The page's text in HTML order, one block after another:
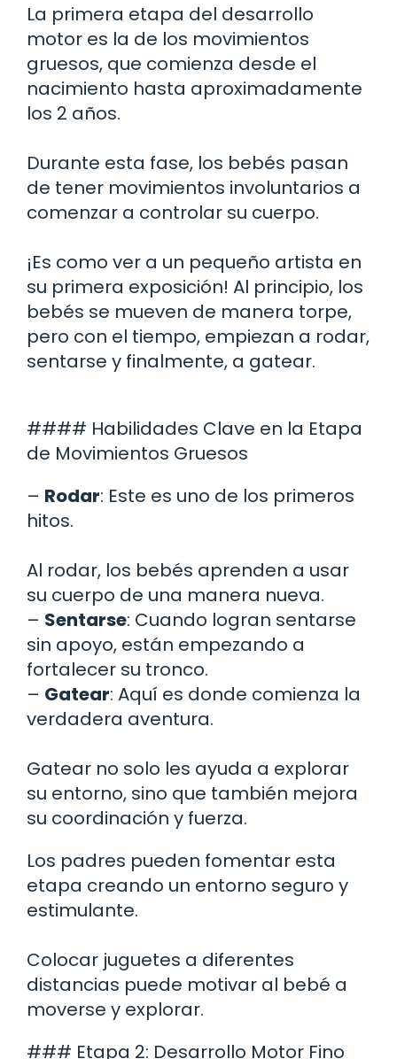
La primera etapa del desarrollo
motor es la de los movimientos
gruesos, que comienza desde el
nacimiento hasta aproximadamente
los 2 años.
Durante esta fase, los bebés pasan
de tener movimientos involuntarios a
comenzar a controlar su cuerpo.
¡Es como ver a un pequeño artista en
su primera exposición! Al principio, los
bebés se mueven de manera torpe,
pero con el tiempo, empiezan a rodar,
sentarse y finalmente, a gatear.
#### Habilidades Clave en la Etapa
de Movimientos Gruesos
– Rodar: Este es uno de los primeros
hitos.
Al rodar, los bebés aprenden a usar
su cuerpo de una manera nueva.
– Sentarse: Cuando logran sentarse
sin apoyo, están empezando a
fortalecer su tronco.
– Gatear: Aquí es donde comienza la
verdadera aventura.
Gatear no solo les ayuda a explorar
su entorno, sino que también mejora
su coordinación y fuerza.
Los padres pueden fomentar esta
etapa creando un entorno seguro y
estimulante.
Colocar juguetes a diferentes
distancias puede motivar al bebé a
moverse y explorar.
### Etapa 2: Desarrollo Motor Fino